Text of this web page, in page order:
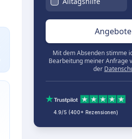
Mit dem Absenden stimme
Bearbeitung meiner Anfrage
der
4.9/5 (400+ Rezensionen)